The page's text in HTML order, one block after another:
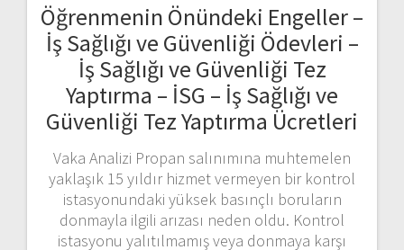
Öğrenmenin Önündeki Engeller –
İş Sağlığı ve Güvenliği Ödevleri –
İş Sağlığı ve Güvenliği Tez
Yaptırma – İSG – İş Sağlığı ve
Güvenliği Tez Yaptırma Ücretleri
Vaka Analizi Propan salınımına muhtemelen
yaklaşık 15 yıldır hizmet vermeyen bir kontrol
istasyonundaki yüksek basınçlı boruların
donmayla ilgili arızası neden oldu. Kontrol
istasyonu yalıtılmamış veya donmaya karşı